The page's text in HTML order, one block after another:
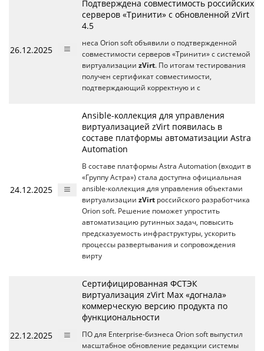
26.12.2025
Подтверждена совместимость российских
серверов «Тринити» с обновленной zVirt
4.5
неса Orion soft объявили о подтвержденной
совместимости серверов «Тринити» с системой
виртуализации zVirt. По итогам тестирования
получен сертификат совместимости,
подтверждающий корректную и с
24.12.2025
Ansible-коллекция для управления
виртуализацией zVirt появилась в
составе платформы автоматизации Astra
Automation
В составе платформы Astra Automation (входит в
«Группу Астра») стала доступна официальная
ansible-коллекция для управления объектами
виртуализации zVirt российского разработчика
Orion soft. Решение поможет упростить
автоматизацию рутинных задач, повысить
предсказуемость инфраструктуры, ускорить
процессы развертывания и сопровождения
вирту
22.12.2025
Сертифицированная ФСТЭК
виртуализация zVirt Max «догнала»
коммерческую версию продукта по
функциональности
ПО для Enterprise-бизнеса Orion soft выпустил
масштабное обновление редакции системы